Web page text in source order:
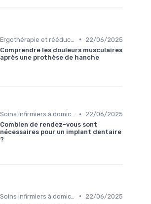
•
22/06/2025
Comprendre les douleurs musculaires
après une prothèse de hanche
Soins infirmiers à domicile •
22/06/2025
Combien de rendez-vous sont
nécessaires pour un implant dentaire
?
•
22/06/2025